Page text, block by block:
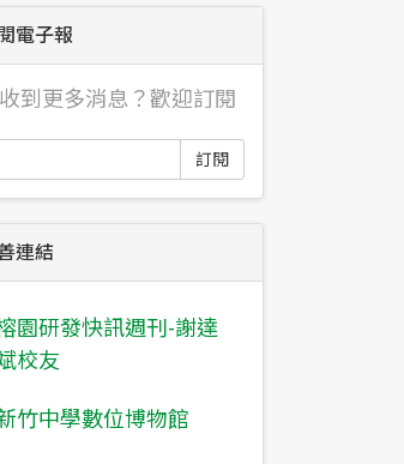
電子報
到更多消息？歡迎訂閱
訂閱
連結
園研發快訊週刊-謝達
校友
竹中學數位博物館